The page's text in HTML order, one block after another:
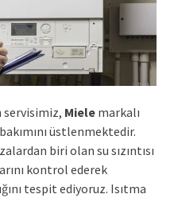
Mielemarkalı
üstlenmektedir.
biri olan su sızıntısı
kontrol ederek
tespit ediyoruz. Isıtma